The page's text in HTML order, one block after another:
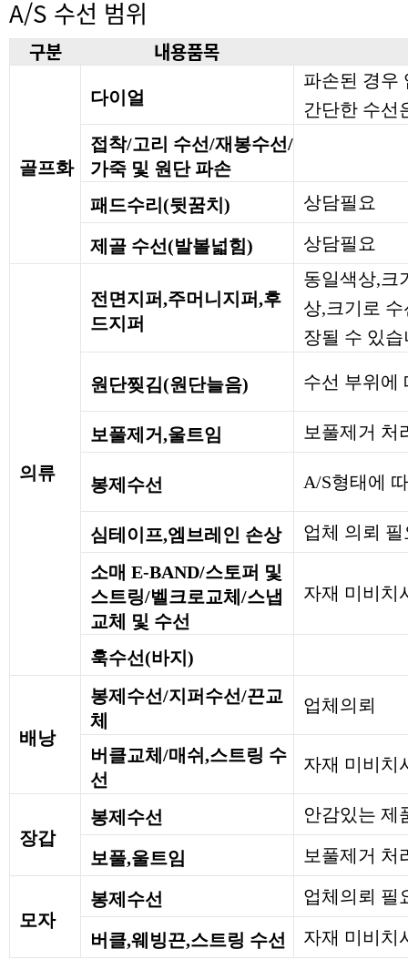
A/S 수선 범위
구분 내용품목
골프화
다이얼
파손된 경우
간단한 수선
접착/고리 수선/재봉수선/
가죽 및 원단 파손
패드수리(뒷꿈치)
상담필요
제골 수선(발볼넓힘) 상담필요
의류
전면지퍼,주머니지퍼,후
드지퍼
동일색상,크
상,크기로
장될 수 있습
원단찢김(원단늘음) 수선 부위에
보풀제거,울트임 보풀제거 처
봉제수선 A/S형태에
심테이프,엠브레인 손상
업체 의뢰
소매 E-BAND/스토퍼 및
스트링/벨크로교체/스냅
교체 및 수선
자재 미비치
훅수선(바지)
배낭
봉제수선/지퍼수선/끈교
체
업체의뢰
버클교체/매쉬,스트링 수
선
자재 미비치
장갑
봉제수선 안감있는 제
보풀,울트임 보풀제거 처
모자
봉제수선 업체의뢰 필
버클,웨빙끈,스트링 수선 자재 미비치